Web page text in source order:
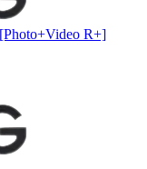
R+]